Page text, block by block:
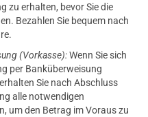
zu erhalten, bevor Sie die
Bezahlen Sie bequem nach
(Vorkasse):Wenn Sie sich
per Banküberweisung
Sie nach Abschluss
alle notwendigen
um den Betrag im Voraus zu